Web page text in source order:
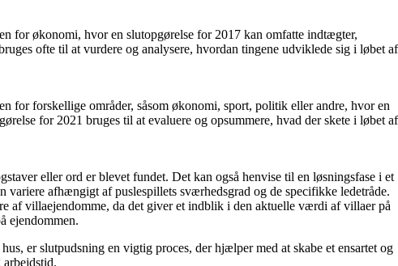
for økonomi, hvor en slutopgørelse for 2017 kan omfatte indtægter,
ofte til at vurdere og analysere, hvordan tingene udviklede sig i løbet af
for forskellige områder, såsom økonomi, sport, politik eller andre, hvor en
for 2021 bruges til at evaluere og opsummere, hvad der skete i løbet af
eller ord er blevet fundet. Det kan også henvise til en løsningsfase i et
afhængigt af puslespillets sværhedsgrad og de specifikke ledetråde.
af villaejendomme, da det giver et indblik i den aktuelle værdi af villaer på
ejendommen.
er slutpudsning en vigtig proces, der hjælper med at skabe et ensartet og